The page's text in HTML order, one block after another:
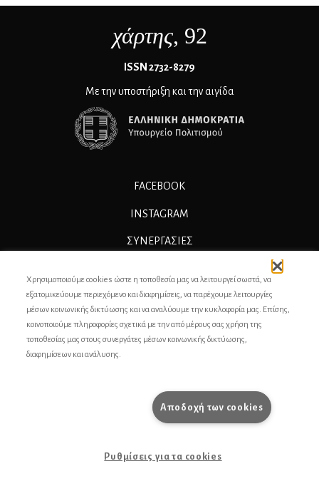
χάρτης, 92
ΙSSN 2732-8279
Με την υποστήριξη και την αιγίδα
FACEBOOK
INSTAGRAM
ΣΥΝΕΡΓΑΣΊΕΣ
ΕΠΙΚΟΙΝΩΝΙΑ
ΣΥΝΤΕΛΕΣΤΕΣ
ΟΡΟΙ ΧΡΗΣΗΣ
Χρησιμοποιούμε cookies ώστε η τοποθεσία μας να λειτουργεί σωστά, να
εξατομικεύουμε περιεχόμενο και διαφημίσεις, να παρέχουμε λειτουργίες
μέσων κοινωνικής δικτύωσης και να αναλύουμε την κυκλοφορία μας. Επίσης,
κοινοποιούμε πληροφορίες σχετικά με την από μέρους σας χρήση της
τοποθεσίας μας στους συνεργάτες μέσων κοινωνικής δικτύωσης,
διαφημίσεων και ανάλυσης.
Αποδοχή των cookies
Ρυθμίσεις για τα cookies